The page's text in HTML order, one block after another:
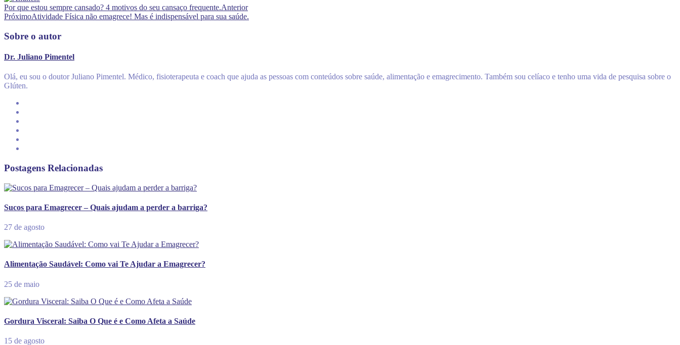
Por que estou sempre cansado? 4 motivos do seu cansaço frequente.Anterior
PróximoAtividade Física não emagrece! Mas é indispensável para sua saúde.
Sobre o autor
Dr. Juliano Pimentel
Olá, eu sou o doutor Juliano Pimentel. Médico, fisioterapeuta e coach que ajuda as pessoas com conteúdos sobre saúde, alimentação e emagrecimento. Também sou celíaco e tenho uma vida de pesquisa sobre o
Glúten.
Postagens Relacionadas
Sucos para Emagrecer – Quais ajudam a perder a barriga?
27 de agosto
Alimentação Saudável: Como vai Te Ajudar a Emagrecer?
25 de maio
Gordura Visceral: Saiba O Que é e Como Afeta a Saúde
15 de agosto